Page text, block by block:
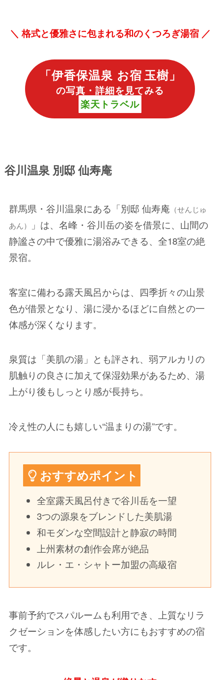
＼格式と優雅さに包まれる和のくつろぎ湯宿 ／
「伊香保温泉 お宿 玉樹」
の写真・詳細を見てみる
楽天トラベル
谷川温泉 別邸 仙寿庵
群馬県・谷川温泉にある「別邸 仙寿庵 （せんじゅ
あん）
」は、名峰・谷川岳の姿を借景に、山間の
静謐さの中で優雅に湯浴みできる、全18室の絶
景宿。
客室に備わる露天風呂からは、四季折々の山景
色が借景となり、湯に浸かるほどに自然との一
体感が深くなります。
泉質は「美肌の湯」とも評され、弱アルカリの
肌触りの良さに加えて保湿効果があるため、湯
上がり後もしっとり感が長持ち。
冷え性の人にも嬉しい“温まりの湯”です。
おすすめポイント
全室露天風呂付きで谷川岳を一望
3つの源泉をブレンドした美肌湯
和モダンな空間設計と静寂の時間
上州素材の創作会席が絶品
ルレ・エ・シャトー加盟の高級宿
事前予約でスパルームも利用でき、上質なリラ
クゼーションを体感したい方にもおすすめの宿
です。